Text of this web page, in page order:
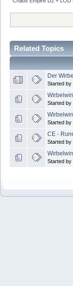
Related Topics
Der
Started by
Started by
Started by
CE -
Started by
Started by